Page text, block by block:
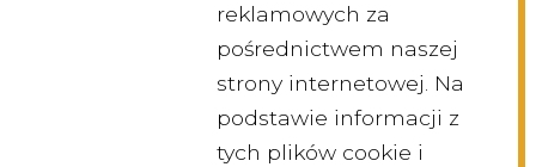
reklamowych za
pośrednictwem naszej
strony internetowej. Na
podstawie informacji z
tych plików cookie i